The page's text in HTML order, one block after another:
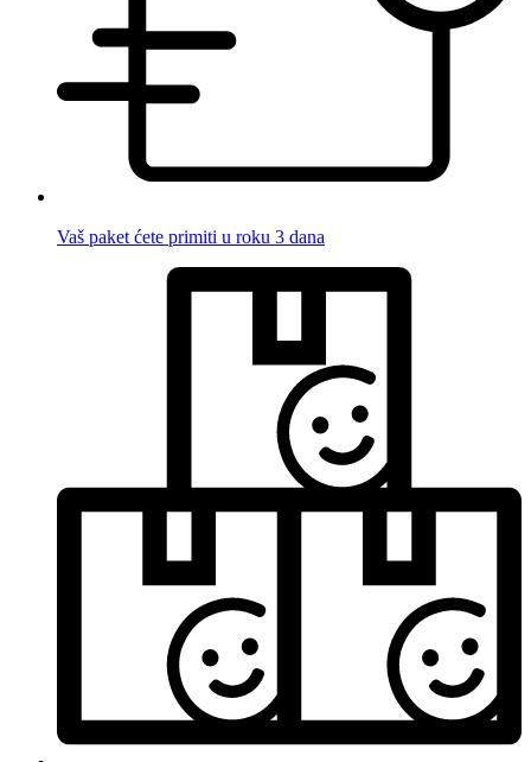
Vaš paket ćete primiti u roku 3 dana